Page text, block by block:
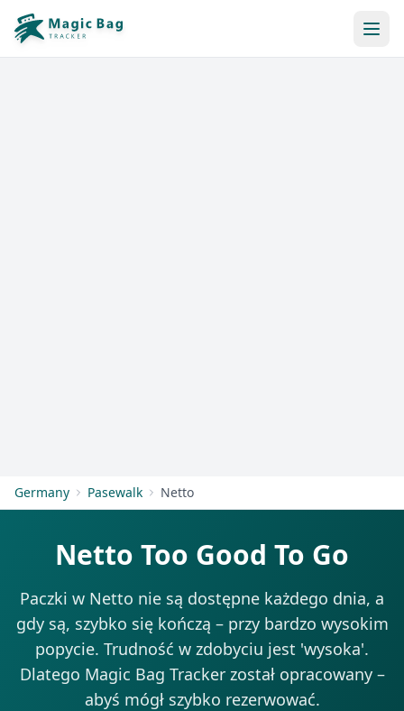
Germany
Pasewalk Netto
Netto Too Good To Go
Paczki w Netto nie są dostępne każdego dnia, a
gdy są, szybko się kończą – przy bardzo wysokim
popycie. Trudność w zdobyciu jest 'wysoka'.
Dlatego Magic Bag Tracker został opracowany –
abyś mógł szybko rezerwować.